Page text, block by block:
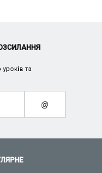
та
@